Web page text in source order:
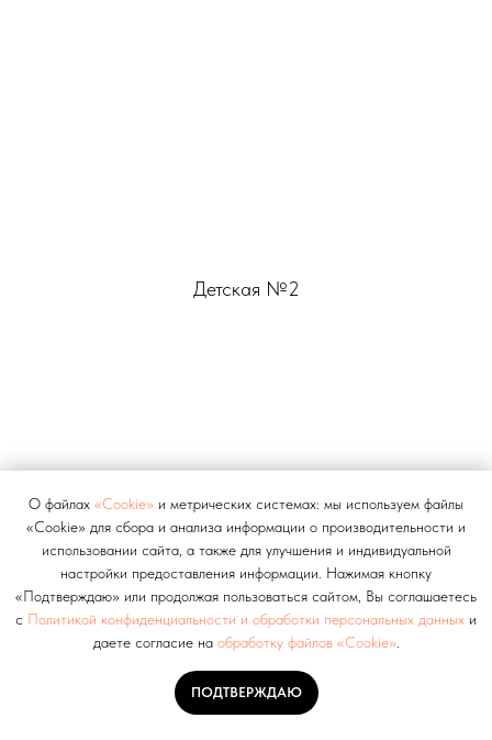
Детская №2
О файлах «Cookie» и метрических системах: мы используем файлы
«Cookie» для сбора и анализа информации о производительности и
использовании сайта, а также для улучшения и индивидуальной
настройки предоставления информации. Нажимая кнопку
«Подтверждаю» или продолжая пользоваться сайтом, Вы соглашаетесь
с Политикой конфиденциальности и обработки персональных данных и
даете согласие на обработку файлов «Cookie».
ПОДТВЕРЖДАЮ